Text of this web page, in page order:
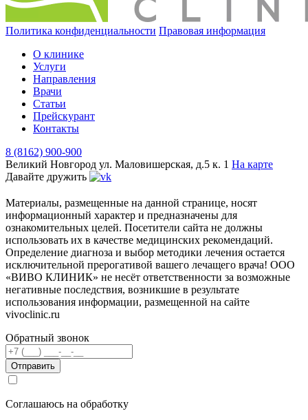
Политика конфиденциальности Правовая информация
О клинике
Услуги
Направления
Врачи
Статьи
Прейскурант
Контакты
8 (8162) 900-900
Великий Новгород ул. Маловишерская, д.5 к. 1 На карте
Давайте дружить
Материалы, размещенные на данной странице, носят
информационный характер и предназначены для
ознакомительных целей. Посетители сайта не должны
использовать их в качестве медицинских рекомендаций.
Определение диагноза и выбор методики лечения остается
исключительной прерогативой вашего лечащего врача! ООО
«ВИВО КЛИНИК» не несёт ответственности за возможные
негативные последствия, возникшие в результате
использования информации, размещенной на сайте
vivoclinic.ru
Обратный звонок
Телефон
Соглашаюсь на обработку